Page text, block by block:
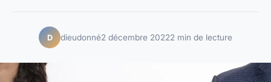
D dieudonné2 décembre 20222 min de lecture